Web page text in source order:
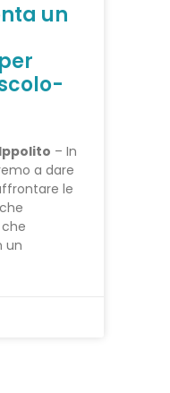
un
– In
a dare
le
un